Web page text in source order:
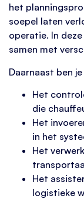
het
soepel laten
operatie. In
samen met
Daarnaast ben
Het
die
Het
in het
Het
Het
logistieke